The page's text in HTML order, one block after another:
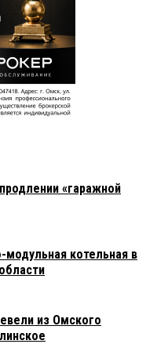
«гаражной
котельная в
из Омского